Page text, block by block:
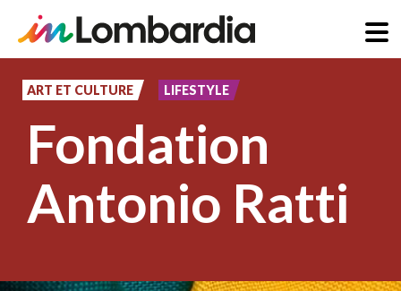
principal
ART ET CULTURE LIFESTYLE
Fondation
Antonio Ratti